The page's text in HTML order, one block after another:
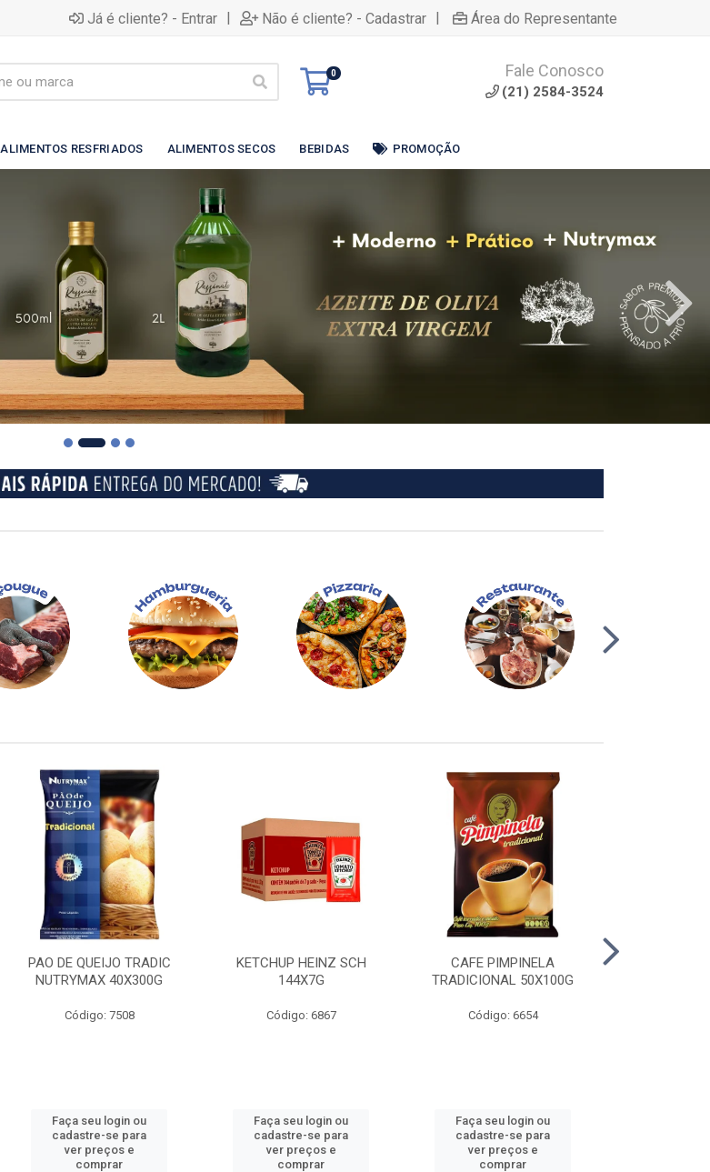
Já é cliente? - Entrar | Não é cliente? - Cadastrar | Área do Representante
0 Fale Conosco
(21) 2584-3524
ALIMENTOS RESFRIADOS ALIMENTOS SECOS BEBIDAS PROMOÇÃO
PAO DE QUEIJO TRADIC
NUTRYMAX 40X300G
Código: 7508
Faça seu login ou
cadastre-se para
ver preços e
comprar
KETCHUP HEINZ SCH
144X7G
Código: 6867
Faça seu login ou
cadastre-se para
ver preços e
comprar
CAFE PIMPINELA
TRADICIONAL 50X100G
Código: 6654
Faça seu login ou
cadastre-se para
ver preços e
comprar